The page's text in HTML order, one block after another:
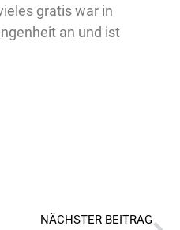
gratis war in
an und ist
NÄCHSTER BEITRAG